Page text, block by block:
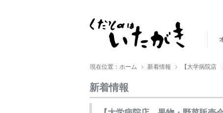
現在位置：ホーム 新着情報 【大学病院店
新着情報